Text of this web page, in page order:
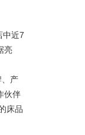
中近7
亮
产
伙伴
床品